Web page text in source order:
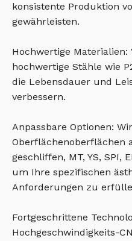
konsistente Produktion
gewährleisten.
Hochwertige Materialien:
hochwertige Stähle wie
die Lebensdauer und
verbessern.
Anpassbare Optionen:
geschliffen, MT, YS, SPI,
um Ihre spezifischen
Anforderungen zu
Fortgeschrittene
Hochgeschwindigkeits-